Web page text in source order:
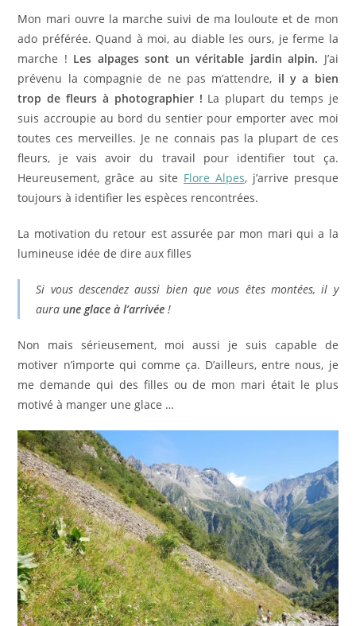
Mon mari ouvre la marche suivi de ma louloute et de mon
ado préférée. Quand à moi, au diable les ours, je ferme la
marche ! Les alpages sont un véritable jardin alpin. J’ai
prévenu la compagnie de ne pas m’attendre, il y a bien
trop de fleurs à photographier ! La plupart du temps je
suis accroupie au bord du sentier pour emporter avec moi
toutes ces merveilles. Je ne connais pas la plupart de ces
fleurs, je vais avoir du travail pour identifier tout ça.
Heureusement, grâce au site Flore Alpes, j’arrive presque
toujours à identifier les espèces rencontrées.
La motivation du retour est assurée par mon mari qui a la
lumineuse idée de dire aux filles
Si vous descendez aussi bien que vous êtes montées, il y
auraune glace à l’arrivée !
Non mais sérieusement, moi aussi je suis capable de
motiver n’importe qui comme ça. D’ailleurs, entre nous, je
me demande qui des filles ou de mon mari était le plus
motivé à manger une glace …